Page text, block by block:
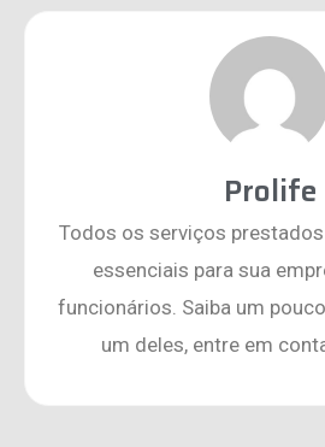
Prolife
Todos os serviços
essenciais para sua
funcionários. Saiba um
um deles, entre em